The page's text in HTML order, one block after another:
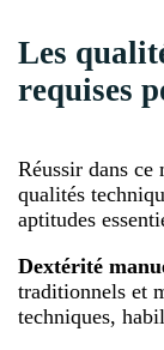
Les
requises
Réussir dans ce
qualités
aptitudes
Dextérité
traditionnels et
techniques,